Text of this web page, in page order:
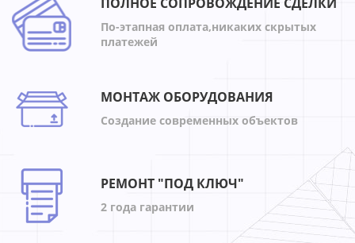
По-этапная оплата,никаких скрытых
платежей
МОНТАЖ ОБОРУДОВАНИЯ
Создание современных объектов
РЕМОНТ "ПОД КЛЮЧ"
2 года гарантии